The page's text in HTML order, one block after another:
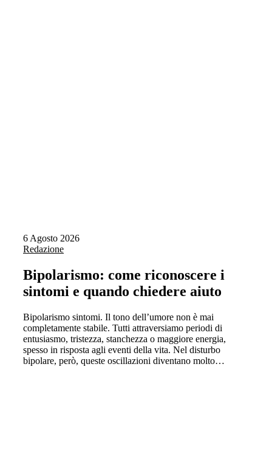
6 Agosto 2026
Redazione
Bipolarismo: come riconoscere i
sintomi e quando chiedere aiuto
Bipolarismo sintomi. Il tono dell’umore non è mai
completamente stabile. Tutti attraversiamo periodi di
entusiasmo, tristezza, stanchezza o maggiore energia,
spesso in risposta agli eventi della vita. Nel disturbo
bipolare, però, queste oscillazioni diventano molto…